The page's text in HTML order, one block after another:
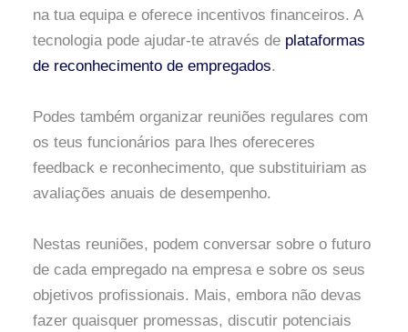
na tua equipa e oferece incentivos financeiros. A
tecnologia pode ajudar-te através de plataformas
de reconhecimento de empregados.
Podes também organizar reuniões regulares com
os teus funcionários para lhes ofereceres
feedback e reconhecimento, que substituiriam as
avaliações anuais de desempenho.
Nestas reuniões, podem conversar sobre o futuro
de cada empregado na empresa e sobre os seus
objetivos profissionais. Mais, embora não devas
fazer quaisquer promessas, discutir potenciais